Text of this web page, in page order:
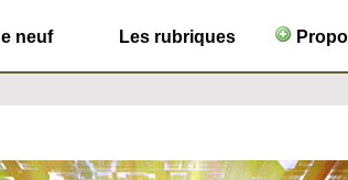
neuf Les rubriques